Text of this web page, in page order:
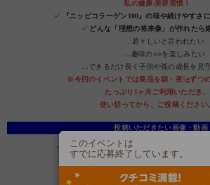
私の健康/美容習慣！
✓
『ニッピコラーゲン100』の味や続けやすさ
✓ どんな「理想の将来像」が作れたら
…若々しいと言われたい
…趣味の○○を楽しみたい
…できるだけ長く子供や孫の成長を見守
※今回のイベントでは商品を朝・夜5gずつの
たっぷり1ヶ月ご利用いただき、
使い切ってから、ご投稿ください
投稿いただきたい画像・動画
✓ 実際に飲み物や食べ物に混ぜている様子・
このイベントは
すでに応募終了しています。